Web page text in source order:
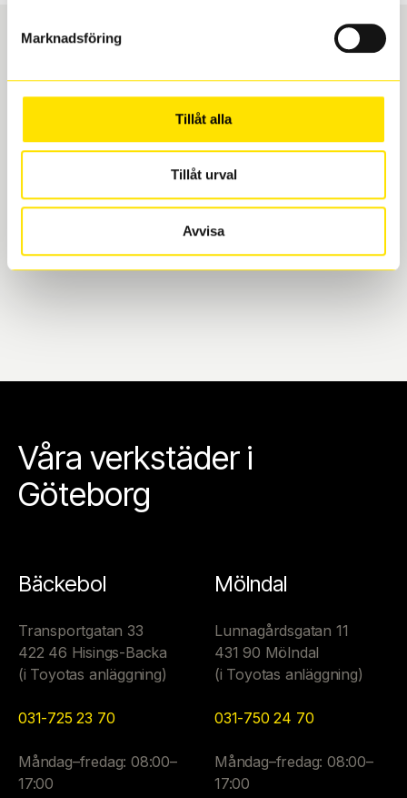
Marknadsföring
Tillåt alla
Tillåt urval
Avvisa
Boka och hämta hos Däckspecialen
När du beställer dina nya däck eller fälgar hos oss
levereras de direkt till någon av våra däckverkstäder i
Göteborg. Välj mellan Hisingen (Bäckebol) eller
Mölndal. I beställningen anger du datum och tid för
vi till att de uppfyller alla krav för en säker körning.
Våra verkstäder i
Göteborg
Bäckebol
Transportgatan 33
422 46 Hisings-Backa
(i Toyotas anläggning)
031-725 23 70
Måndag–fredag: 08:00–
17:00
Mölndal
Lunnagårdsgatan 11
431 90 Mölndal
(i Toyotas anläggning)
031-750 24 70
Måndag–fredag: 08:00–
17:00